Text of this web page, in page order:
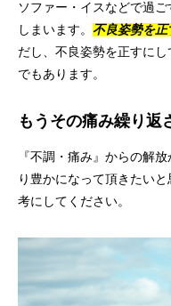
ソファー・イスなどで過
しまいます。 不良姿勢を
だし、不良姿勢を正すに
でもあります。
もうその痛み繰り返
『不調・痛み』からの解
り豊かになって頂きたい
考にしてください。